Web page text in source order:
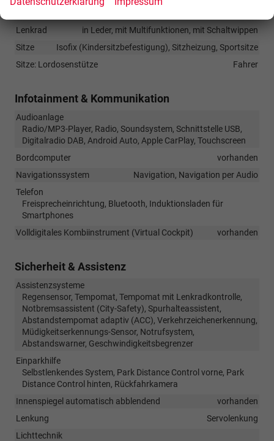
Lenkrad
in Leder, mit Multifunktionen, mit Schaltwippen
Sitze
Isofix (Kindersitzbefestigung), Sitzheizung, Sportsitze
Sitze: Lordosenstütze
Fahrer
Infotainment & Kommunikation
Audioanlage
Radio/MP3-Player, Radio, Soundsystem, Schnittstelle USB,
Digitalradio DAB, Android Auto, Apple CarPlay, Touchscreen
Bordcomputer
vorhanden
Navigationssystem
Navigation, Navigation per Audio
Telefon
Freisprecheinrichtung, Bluetooth, Induktionsladen für
Smartphones
Volldigitales Kombiinstrument (Virtual Cockpit)
vorhanden
Sicherheit & Assistenz
Assistenzsysteme
Regensensor, Tempomat, Tempomat mit Lenkradkontrolle,
Notbremsassistent (City-Safety), Spurhalteassistent,
Abstandstempomat adaptiv (ACC), Verkehrzeichenerkennung,
Müdigkeitserkennungs-Sensor, Notrufsystem,
Abstandswarner, Geschwindigkeitsbegrenzer
Einparkhilfe
Selbstlenkendes System, Park Distance Control vorne, Park
Distance Control hinten, Rückfahrkamera
Innenspiegel automatisch abblendend
vorhanden
Lenkung
Servolenkung
Lichttechnik